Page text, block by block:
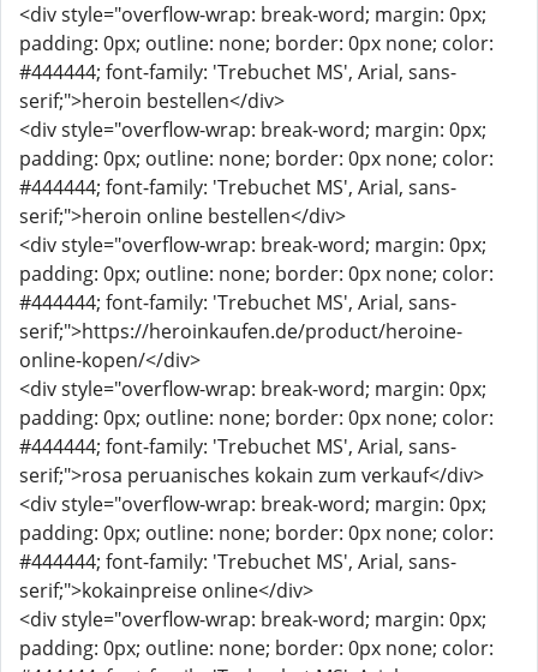
<div style="overflow-wrap: break-word; margin: 0px;
padding: 0px; outline: none; border: 0px none; color:
#444444; font-family: 'Trebuchet MS', Arial, sans-
serif;">heroin bestellen</div>
<div style="overflow-wrap: break-word; margin: 0px;
padding: 0px; outline: none; border: 0px none; color:
#444444; font-family: 'Trebuchet MS', Arial, sans-
serif;">heroin online bestellen</div>
<div style="overflow-wrap: break-word; margin: 0px;
padding: 0px; outline: none; border: 0px none; color:
#444444; font-family: 'Trebuchet MS', Arial, sans-
serif;">https://heroinkaufen.de/product/heroine-
online-kopen/</div>
<div style="overflow-wrap: break-word; margin: 0px;
padding: 0px; outline: none; border: 0px none; color:
#444444; font-family: 'Trebuchet MS', Arial, sans-
serif;">rosa peruanisches kokain zum verkauf</div>
<div style="overflow-wrap: break-word; margin: 0px;
padding: 0px; outline: none; border: 0px none; color:
#444444; font-family: 'Trebuchet MS', Arial, sans-
serif;">kokainpreise online</div>
<div style="overflow-wrap: break-word; margin: 0px;
padding: 0px; outline: none; border: 0px none; color: